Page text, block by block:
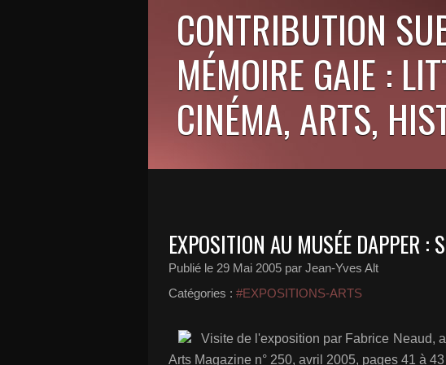
CONTRIBUTION
MÉMOIRE GAIE :
CINÉMA, ARTS,
EXPOSITION AU MUSÉE DAPPER :
Publié le 29 Mai 2005 par Jean-Yves Alt
Catégories : #EXPOSITIONS-ARTS
Visite de l'exposition par Fabrice Neaud,
Arts Magazine n° 250, avril 2005, pages 41 à 43